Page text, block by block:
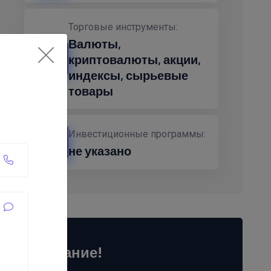
Торговые инструменты:
Валюты,
криптовалюты, акции,
индексы, сырьевые
товары
Инвестиционные программы:
не указано
Внимание!